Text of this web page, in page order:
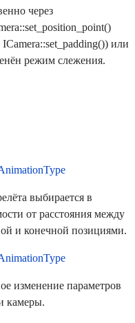
через
или
режим слежения.
выбирается в
от расстояния между
и конечной позициями.
изменение параметров
камеры.